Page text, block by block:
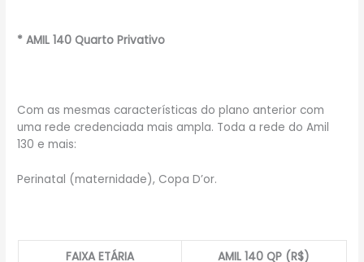
* AMIL 140 Quarto Privativo
Com as mesmas características do plano anterior com
uma rede credenciada mais ampla. Toda a rede do Amil
130 e mais:
Perinatal (maternidade), Copa D’or.
FAIXA ETÁRIA AMIL 140 QP (R$)